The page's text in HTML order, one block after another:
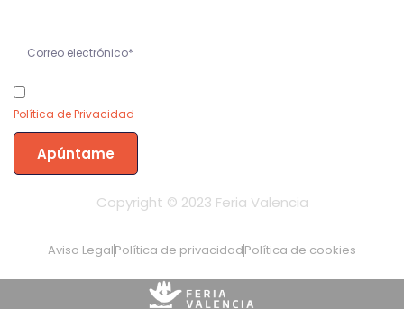
Política de Privacidad
Apúntame
Copyright © 2023 Feria Valencia
Aviso LegalPolítica de privacidadPolítica de cookies